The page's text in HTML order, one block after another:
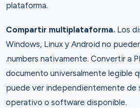
plataforma.
Compartir multiplataforma. Los
Windows, Linux y Android no
.numbers nativamente. Convertir a
documento universalmente legible
puede ver independientemente de
operativo o software disponible.